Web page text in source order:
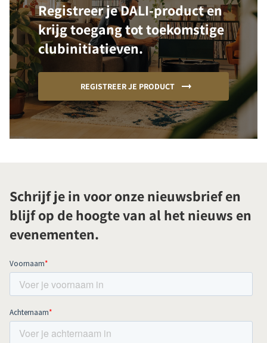
Registreer je DALI-product en
krijg toegang tot toekomstige
clubinitiatieven.
REGISTREER JE PRODUCT
Schrijf je in voor onze nieuwsbrief en
blijf op de hoogte van al het nieuws en
evenementen.